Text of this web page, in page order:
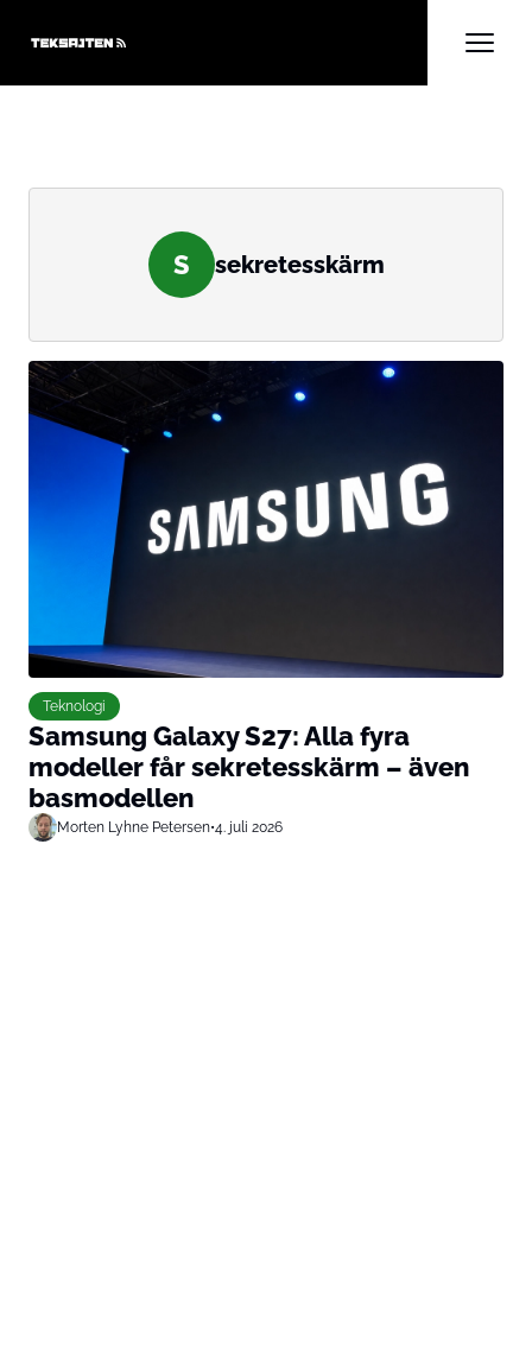
S sekretesskärm
Teknologi
Samsung Galaxy S27: Alla fyra
modeller får sekretesskärm – även
basmodellen
Morten Lyhne Petersen•4. juli 2026